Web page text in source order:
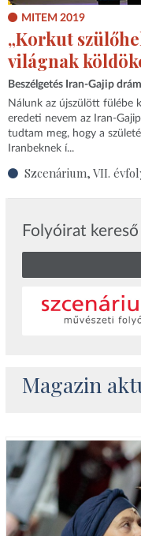
MITEM 2019
„Korkut
világnak
Beszélgetés Iran-Gajip
Nálunk az újszülött fülébe
eredeti nevem az Iran-
tudtam meg, hogy a
Iranbeknek í...
Szcenárium, VII.
Folyóirat kereső
Magazin